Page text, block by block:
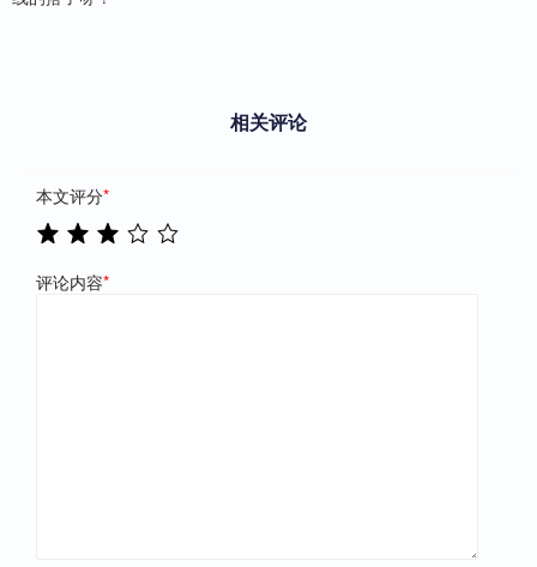
相关评论
本文评分*
评论内容*